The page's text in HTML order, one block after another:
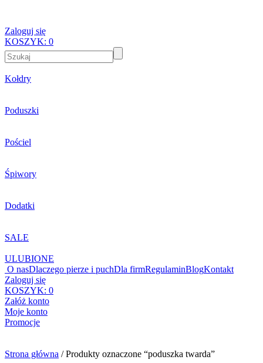
Zaloguj się
KOSZYK: 0
Kołdry
Poduszki
Pościel
Śpiwory
Dodatki
SALE
ULUBIONE
O nasDlaczego pierze i puchDla firmRegulaminBlogKontakt
Zaloguj się
KOSZYK: 0
Załóż konto
Moje konto
Promocje
Strona główna / Produkty oznaczone “poduszka twarda”